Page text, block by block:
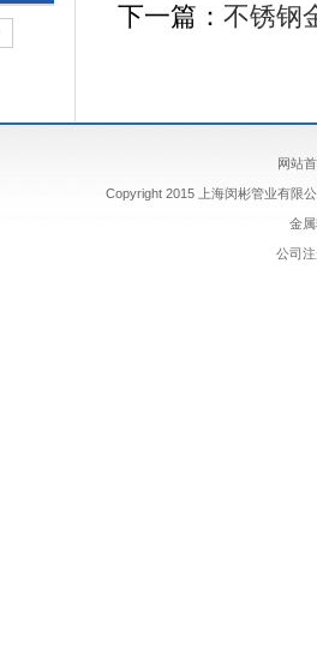
下一篇： 不锈钢
网站
Copyright 2015 上海闵彬管业有限
金
公司